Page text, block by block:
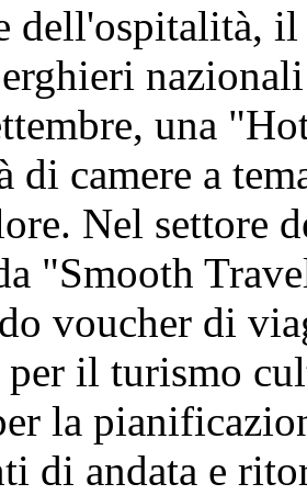
dell'ospitalità,
una
di camere a
Nel settore
"Smooth
voucher di
il turismo
la
di andata e